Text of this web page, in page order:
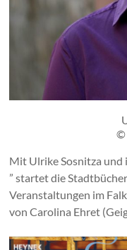
©
Mit Ulrike Sosnitza und
” startet die
Veranstaltungen im
von Carolina Ehret